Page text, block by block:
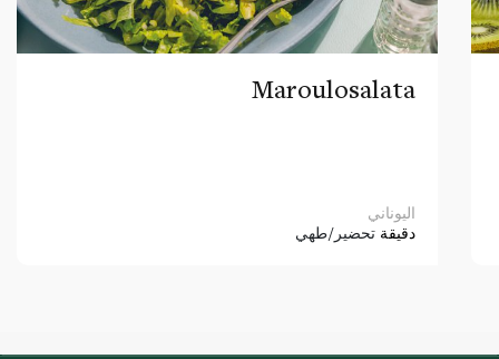
Maroulosalata
اليوناني
دقيقة تحضير/طهي